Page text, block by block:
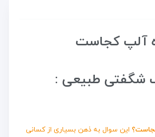
آلپ کجاست
طبیعی :
این سوال به ذهن بسیاری از کسانی